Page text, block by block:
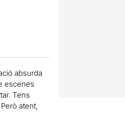
absurda
escenes
Tens
atent,